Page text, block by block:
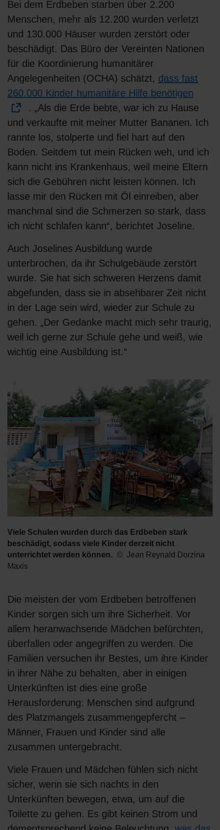
Bei dem Erdbeben starben über 2.200
Menschen, mehr als 12.200 wurden verletzt
und 130.000 Häuser wurden zerstört oder
beschädigt. Das Büro der Vereinten Nationen
für die Koordinierung humanitärer
Angelegenheiten (OCHA) schätzt, dass fast
260.000 Kinder humanitäre Hilfe benötigen
. „Als die Erde bebte, war ich zu Hause
und verkaufte mit meiner Mutter Bananen. Ich
rannte los, stolperte und fiel hart auf den
Boden. Seitdem tut mein Rücken weh, und ich
kann nicht ins Krankenhaus, weil meine Eltern
sich die Gebühren nicht leisten können. Ich
lasse mir den Rücken mit Öl einreiben, aber
manchmal sind die Schmerzen so stark, dass
ich nicht schlafen kann“, berichtet Joseline.
Auch Joselines Ausbildung wurde
unterbrochen, da ihr Schulgebäude zerstört
wurde. Sie hat sich schweren Herzens damit
abgefunden, dass sie in absehbarer Zeit nicht
in der Lage sein wird, wieder zur Schule zu
gehen. „Der Gedanke macht mich sehr traurig,
weil ich gerne zur Schule gehe und weiß, wie
wichtig eine Ausbildung ist.“
Viele Schulen wurden durch das Erdbeben stark
beschädigt, sodass viele Kinder derzeit nicht
unterrichtet werden können.
Jean Reynald Dorzina
Maxis
Die meisten der vom Erdbeben betroffenen
Kinder sorgen sich um ihre Sicherheit. Vor
allem heranwachsende Mädchen befürchten,
überfallen oder angegriffen zu werden. Die
Familien versuchen ihr Bestes, um ihre Kinder
in ihrer Nähe zu behalten, aber in einigen
Unterkünften ist dies eine große
Herausforderung: Menschen sind aufgrund
des Platzmangels zusammengepfercht –
Männer, Frauen und Kinder sind alle
zusammen untergebracht.
Viele Frauen und Mädchen fühlen sich nicht
sicher, wenn sie sich nachts in den
Unterkünften bewegen, etwa, um auf die
Toilette zu gehen. Es gibt keinen Strom und